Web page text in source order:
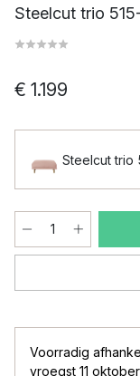
Steelcut trio
€ 1.199
Steelcut trio
Voorradig
vroegst 11 oktober